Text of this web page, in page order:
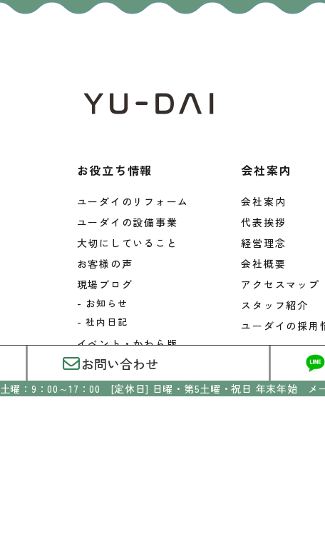
お問い合わせ
土曜：9：00～17：00 [定休日] 日曜・第5土曜・祝日 年末年始 メ
お役立ち情報
ユーダイのリフォーム
ユーダイの設備事業
大切にしていること
お客様の声
現場ブログ
お知らせ
社内日記
イベント・かわら版
プチマルシェ
かわら版情報
会社案内
会社案内
代表挨拶
経営理念
会社概要
アクセスマップ
スタッフ紹介
ユーダイの採用